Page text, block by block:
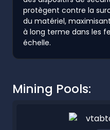
protègent contre la
du matériel,
à long terme dans les
échelle.
Mining Pools: